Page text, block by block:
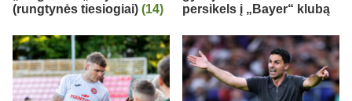
(rungtynės tiesiogiai) (14)
persikels į „Bayer“ klubą